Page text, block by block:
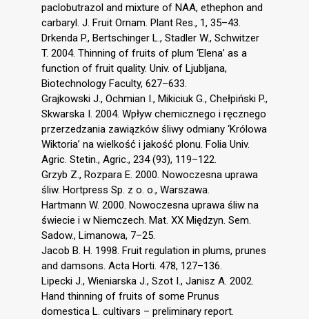
paclobutrazol and mixture of NAA, ethephon and
carbaryl. J. Fruit Ornam. Plant Res., 1, 35–43.
Drkenda P., Bertschinger L., Stadler W., Schwitzer
T. 2004. Thinning of fruits of plum ‘Elena’ as a
function of fruit quality. Univ. of Ljubljana,
Biotechnology Faculty, 627–633.
Grajkowski J., Ochmian I., Mikiciuk G., Chełpiński P.,
Skwarska I. 2004. Wpływ chemicznego i ręcznego
przerzedzania zawiązków śliwy odmiany ‘Królowa
Wiktoria’ na wielkość i jakość plonu. Folia Univ.
Agric. Stetin., Agric., 234 (93), 119–122.
Grzyb Z., Rozpara E. 2000. Nowoczesna uprawa
śliw. Hortpress Sp. z o. o., Warszawa.
Hartmann W. 2000. Nowoczesna uprawa śliw na
świecie i w Niemczech. Mat. XX Międzyn. Sem.
Sadow., Limanowa, 7–25.
Jacob B. H. 1998. Fruit regulation in plums, prunes
and damsons. Acta Horti. 478, 127–136.
Lipecki J., Wieniarska J., Szot I., Janisz A. 2002.
Hand thinning of fruits of some Prunus
domestica L. cultivars – preliminary report.